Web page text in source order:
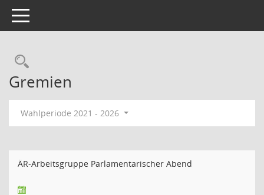
Toggle navigation
Rechercheauswahl
Gremien
Wahlperiode 2021 - 2026
ÄR-Arbeitsgruppe Parlamentarischer Abend